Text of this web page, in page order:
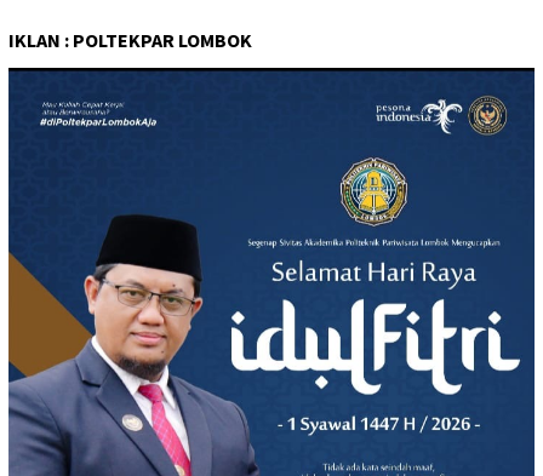
IKLAN : POLTEKPAR LOMBOK